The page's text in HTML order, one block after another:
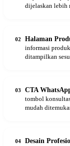
dijelaskan lebih
02 Halaman
informasi
ditampilkan
03 CTA
tombol
mudah
04 Desain